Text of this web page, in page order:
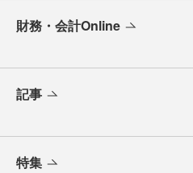
財務・会計Online
記事
特集